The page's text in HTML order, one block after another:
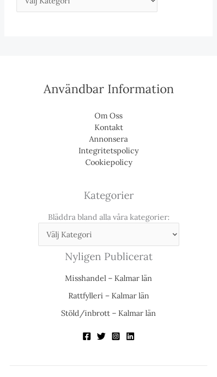
Användbar Information
Om Oss
Kontakt
Annonsera
Integritetspolicy
Cookiepolicy
Kategorier
Bläddra bland alla våra kategorier:
Nyligen Publicerat
Misshandel – Kalmar län
Rattfylleri – Kalmar län
Stöld/inbrott – Kalmar län